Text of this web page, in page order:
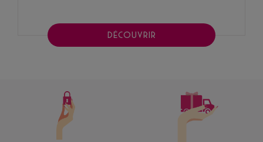
DÉCOUVRIR